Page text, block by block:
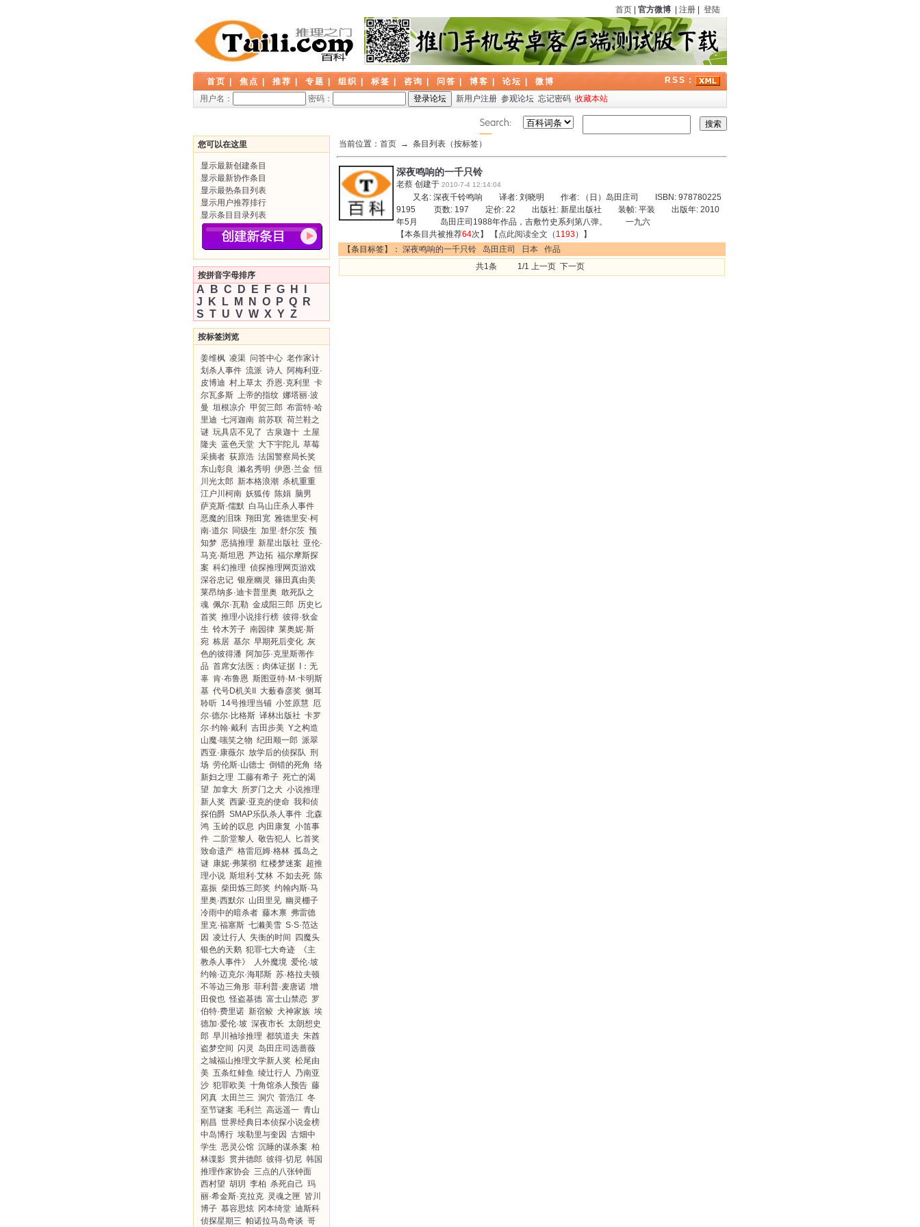
首页 官方微博 注册 登陆
首页 焦点 推荐 专题 组织 标签 咨询 问答 博客 论坛 微博
RSS：
用户名：
密码： 新用户注册 参观论坛 忘记密码 收藏本站
您可以在这里
显示最新创建条目
显示最新协作条目
显示最热条目列表
显示用户推荐排行
显示条目目录列表
按拼音字母排序
A B C D E F G H
J
K L M N O P Q
R
S T U V W X Y Z
按标签浏览
姜维枫 凌渠 问答中心 老作家计
划杀人事件 流派 诗人
阿梅利亚·
皮博迪 村上草太 乔恩·克利里 卡
尔瓦多斯 上帝的指纹 娜塔丽·波
曼 垣根凉介 甲贺三郎 布雷特·哈
里迪 七河迦南 前苏联 荷兰鞋之
谜 玩具店不见了 古泉迦十 土屋
隆夫 蓝色天堂 大下宇陀儿 草莓
采摘者 荻原浩 法国警察局长奖
东山彰良 濑名秀明 伊恩·兰金 恒
川光太郎 新本格浪潮 杀机重重
江户川柯南 妖狐传 陈娟 脑男
萨克斯·儒默 白马山庄杀人事件
恶魔的泪珠 翔田宽 雅德里安·柯
南·道尔 同级生 加里·舒尔茨 预
知梦 恶搞推理 新星出版社 亚伦·
马克·斯坦恩 芦边拓 福尔摩斯探
案 科幻推理 侦探推理网页游戏
深谷忠记 银座幽灵 篠田真由美
莱昂纳多·迪卡普里奥 敢死队之
魂 佩尔·瓦勒 金成阳三郎 历史匕
首奖 推理小说排行榜 彼得·狄金
生 铃木芳子 南园律 莱奥妮·斯
宛 栋居 基尔 早期死后变化 灰
色的彼得潘 阿加莎·克里斯蒂作
品 首席女法医：肉体证据
I：无
辜 肯·布鲁恩 斯图亚特·M·卡明斯
基 代号D机关II 大薮春彦奖 侧耳
聆听 14号推理当铺 小笠原慧 厄
尔·德尔·比格斯 译林出版社 卡罗
尔·约翰·戴利
吉田步美 Y之构造
山魔·嗤笑之物 纪田顺一郎 派翠
西亚·康薇尔 放学后的侦探队 刑
场 劳伦斯·山德士 倒错的死角 络
新妇之理 工藤有希子 死亡的渴
望 加拿大 所罗门之犬 小说推理
新人奖 西蒙·亚克的使命 我和侦
探伯爵 SMAP乐队杀人事件 北森
鸿 玉岭的叹息 内田康复 小笛事
件 二阶堂黎人 敬告犯人
匕首奖
致命遗产 格雷厄姆·格林 孤岛之
谜 康妮·弗莱彻 红楼梦迷案 超推
理小说 斯坦利·艾林 不如去死 陈
嘉振 柴田炼三郎奖 约翰内斯·马
里奥·西默尔 山田里见 幽灵棚子
冷雨中的暗杀者 藤木禀 弗雷德
里克·福塞斯 七濑美雪 S·S·范达
因 凌辻行人 失衡的时间
四魔头
银色的天鹅 犯罪七大奇迹
《主
教杀人事件》
人外魔境 爱伦·坡
约翰·迈克尔·海耶斯 苏·格拉夫顿
不等边三角形 菲利普·麦唐诺 增
田俊也 怪盗基德 富士山禁恋 罗
伯特·费里诺 新宿鲛 犬神家族 埃
德加·爱伦·坡 深夜市长 太朗想史
郎 早川袖珍推理 都筑道夫 朱酋
盗梦空间
闪灵
岛田庄司选蔷薇
之城福山推理文学新人奖 松尾由
美 五条红鲱鱼 绫辻行人
乃南亚
沙 犯罪欧美 十角馆杀人预告 藤
冈真 太田兰三 洞穴 菅浩江 冬
至节谜案 毛利兰 高远遥一 青山
刚昌 世界经典日本侦探小说金榜
中岛博行 埃勒里与奎因 古畑中
学生 恶灵公馆 沉睡的谋杀案 柏
林谍影 贯井德郎 彼得·切尼 韩国
推理作家协会 三点的八张钟面
西村望 胡玥 李柏 杀死自己 玛
丽·希金斯·克拉克 灵魂之匣 皆川
博子 慕容思炫 冈本绮堂 迪斯科
侦探星期三 帕诺拉马岛奇谈 哥
当前位置： 首页 → 条目列表（按标签）
深夜鸣响的一千只铃
老蔡 创建于 2010-7-4 12:14:04
又名: 深夜千铃鸣响 译者: 刘晓明 作者: （日）岛田庄司 ISBN: 978780225
9195 页数: 197 定价: 22 出版社: 新星出版社 装帧: 平装 出版年: 2010
年5月 岛田庄司1988年作品，吉敷竹史系列第八弹。 一九六
【本条目共被推荐64次】 【 点此阅读全文 （ 1193）】
【条目标签】： 深夜鸣响的一千只铃 岛田庄司 日本
作品
共1条 1/1 上一页 下一页